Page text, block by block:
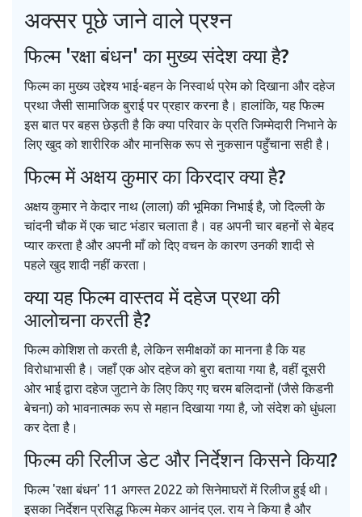
अक्सर पूछे जाने वाले प्रश्न
फिल्म 'रक्षा बंधन' का मुख्य संदेश क्या है?
फिल्म का मुख्य उद्देश्य भाई-बहन के निस्वार्थ प्रेम को दिखाना और दहेज
प्रथा जैसी सामाजिक बुराई पर प्रहार करना है। हालांकि, यह फिल्म
इस बात पर बहस छेड़ती है कि क्या परिवार के प्रति जिम्मेदारी निभाने के
लिए खुद को शारीरिक और मानसिक रूप से नुकसान पहुँचाना सही है।
फिल्म में अक्षय कुमार का किरदार क्या है?
अक्षय कुमार ने केदार नाथ (लाला) की भूमिका निभाई है, जो दिल्ली के
चांदनी चौक में एक चाट भंडार चलाता है। वह अपनी चार बहनों से बेहद
प्यार करता है और अपनी माँ को दिए वचन के कारण उनकी शादी से
पहले खुद शादी नहीं करता।
क्या यह फिल्म वास्तव में दहेज प्रथा की
आलोचना करती है?
फिल्म कोशिश तो करती है, लेकिन समीक्षकों का मानना है कि यह
विरोधाभासी है। जहाँ एक ओर दहेज को बुरा बताया गया है, वहीं दूसरी
ओर भाई द्वारा दहेज जुटाने के लिए किए गए चरम बलिदानों (जैसे किडनी
बेचना) को भावनात्मक रूप से महान दिखाया गया है, जो संदेश को धुंधला
कर देता है।
फिल्म की रिलीज डेट और निर्देशन किसने किया?
फिल्म 'रक्षा बंधन' 11 अगस्त 2022 को सिनेमाघरों में रिलीज हुई थी।
इसका निर्देशन प्रसिद्ध फिल्म मेकर आनंद एल. राय ने किया है और